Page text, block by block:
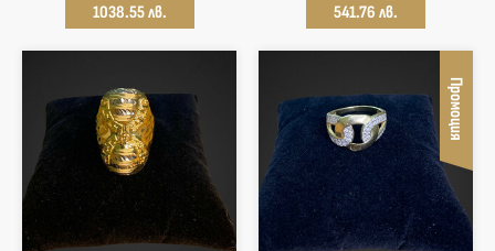
1038.55 лв.
541.76 лв.
Промоция